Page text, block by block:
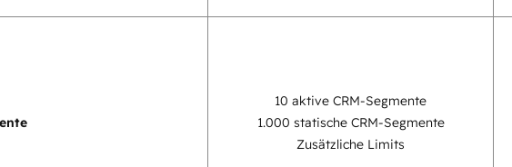
10 aktive CRM-Segmente
1.000 statische CRM-Segmente
Zusätzliche Limits